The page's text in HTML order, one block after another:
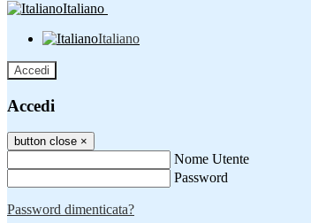
Italiano
Italiano
Accedi
Accedi
button close ×
Nome Utente
Password
Password dimenticata?